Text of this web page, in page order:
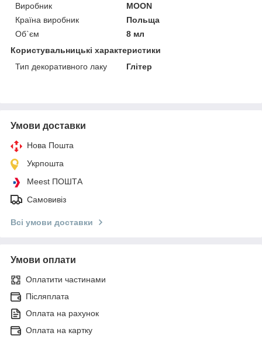
Виробник
MOON
Країна виробник
Польща
Об`єм
8 мл
Користувальницькі характеристики
Тип декоративного лаку
Глітер
Умови доставки
Нова Пошта
Укрпошта
Meest ПОШТА
Самовивіз
Всі умови доставки
Умови оплати
Оплатити частинами
Післяплата
Оплата на рахунок
Оплата на картку